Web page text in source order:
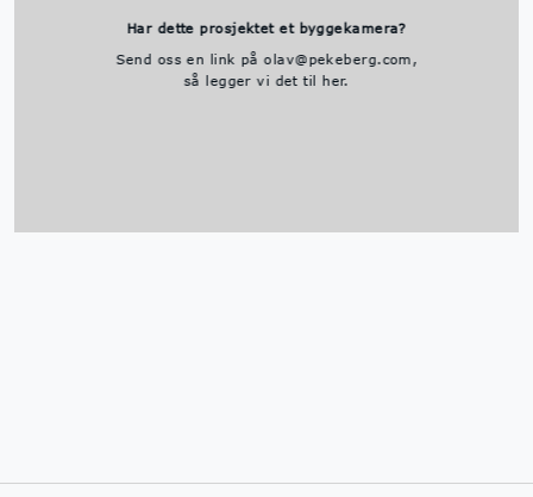
Har dette prosjektet et byggekamera?
Send oss en link på olav@pekeberg.com,
så legger vi det til her.